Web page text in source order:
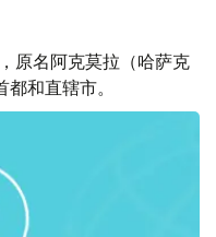
原名阿克莫拉（哈萨克
和直辖市。